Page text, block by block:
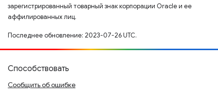
зарегистрированный товарный знак корпорации Oracle и ее
аффилированных лиц.
Последнее обновление: 2023-07-26 UTC.
Способствовать
Сообщить об ошибке